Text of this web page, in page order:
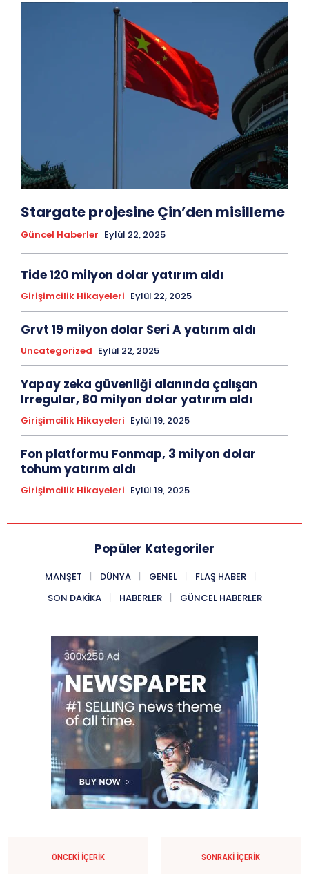
Stargate projesine Çin’den misilleme
Güncel Haberler Eylül 22, 2025
Tide 120 milyon dolar yatırım aldı
Girişimcilik Hikayeleri Eylül 22, 2025
Grvt 19 milyon dolar Seri A yatırım aldı
Uncategorized Eylül 22, 2025
Yapay zeka güvenliği alanında çalışan
Irregular, 80 milyon dolar yatırım aldı
Girişimcilik Hikayeleri Eylül 19, 2025
Fon platformu Fonmap, 3 milyon dolar
tohum yatırım aldı
Girişimcilik Hikayeleri Eylül 19, 2025
Popüler Kategoriler
MANŞET DÜNYA GENEL
FLAŞ HABER
SON DAKIKA
HABERLER GÜNCEL HABERLER
ÖNCEKI İÇERIK SONRAKI İÇERIK